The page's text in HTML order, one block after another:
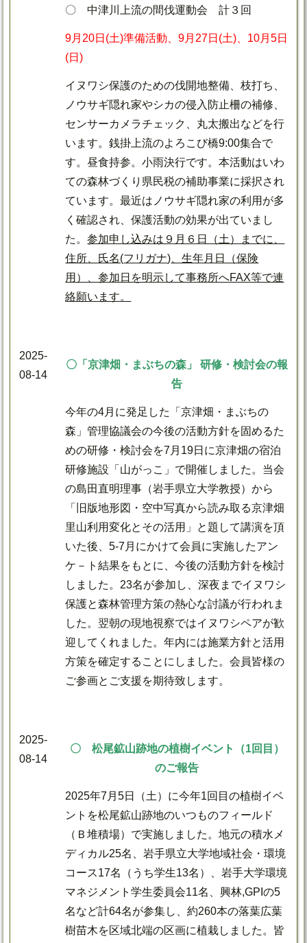
〇 中津川上流の間伐運動会 計３回
9月20日(土)準備活動、9月27日(土)、10月5日
(日)
イヌワシ保護のための伐開地整備、枝打ち、
ノウサギ隠れ家やシカの侵入防止柵の補修、
センサーカメラチェック、丸太搬出などを行
います。銭掛上流のよろこび橋9:00集合で
す。昼食持参。小雨決行です。本活動はいわ
ての森林づくり県民税の補助事業に採択され
ています。最近はノウサギ隠れ家の利用が多
く確認され、保護活動の効果が出ていまし
た。参加申し込みは９月６日（土）までに、
住所、氏名(フリガナ) 、生年月日（保険
用）、参加日を明示して事務所へFAX等で連
絡願います。
2025-
08-14
〇「京津畑・まぶちの森」 研修・検討会の報
告
今年の4月に発足した「京津畑・まぶちの
森」管理協議会の今後の活動方針を固めるた
めの研修・検討会を7月19日に京津畑の宿泊
研修施設「山がっこ」で開催しました。当会
の島田直明理事（岩手県立大学教授）から
「旧版地形図・空中写真から読み取る京津畑
里山利用変化とその活用」と題して講演を頂
いた後、5-7月にかけて会員に実施したアン
ケ－ト結果をもとに、今後の活動方針を検討
しました。23名が参加し、深夜までイヌワシ
保護と森林管理方策の熱心な討議が行われま
した。翌朝の現地視察ではイヌワシペアが歓
迎してくれました。年内には施業方針と活用
方策を確定することにしました。会員皆様の
ご参画とご支援を期待致します。
2025-
08-14
〇 松尾鉱山跡地の植樹イベント（1回目）
のご報告
2025年7月5日（土）に今年1回目の植樹イベ
ントを松尾鉱山跡地のいつものフィールド
（Ｂ堆積場）で実施しました。地元の積水メ
ディカル25名、岩手県立大学地域社会・環境
コース17名（うち学生13名）、岩手大学環境
マネジメント学生委員会11名、興林,GPIの5
名など計64名が参集し、約260本の落葉広葉
樹苗木を区域北端の区画に植栽しました。皆